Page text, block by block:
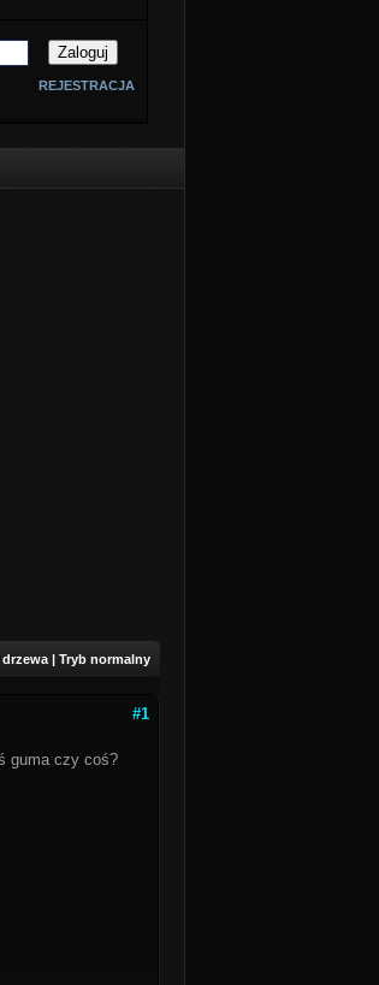
REJESTRACJA
drzewa | Tryb normalny
#1
guma czy coś?